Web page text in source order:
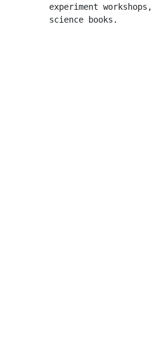
experiment
science books.